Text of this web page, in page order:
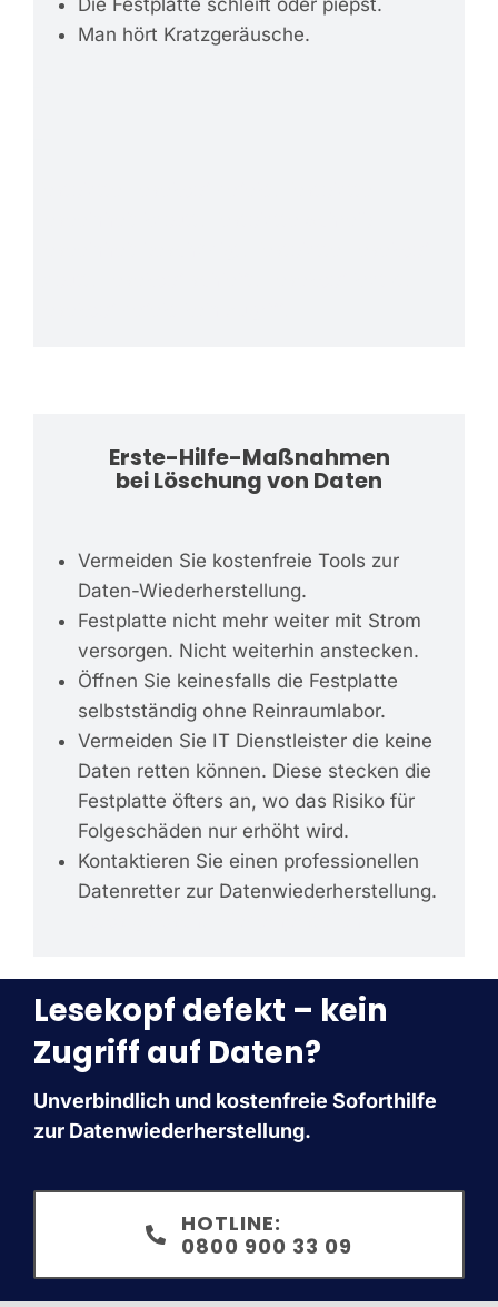
Man hört Kratzgeräusche.
Erste-Hilfe-Maßnahmen
bei Löschung von Daten
Vermeiden Sie kostenfreie Tools zur
Daten-Wiederherstellung.
Festplatte nicht mehr weiter mit Strom
versorgen. Nicht weiterhin anstecken.
Öffnen Sie keinesfalls die Festplatte
selbstständig ohne Reinraumlabor.
Vermeiden Sie IT Dienstleister die keine
Daten retten können. Diese stecken die
Festplatte öfters an, wo das Risiko für
Folgeschäden nur erhöht wird.
Kontaktieren Sie einen professionellen
Datenretter zur Datenwiederherstellung.
Lesekopf defekt – kein
Zugriff auf Daten?
Unverbindlich und kostenfreie Soforthilfe
zur Datenwiederherstellung.
HOTLINE:
0800 900 33 09